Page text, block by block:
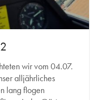
wir vom 04.07.
alljährliches
lang flogen